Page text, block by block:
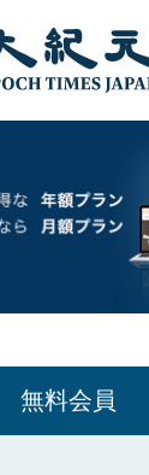
無料会員